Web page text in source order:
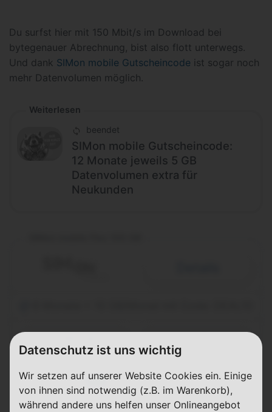
Du surfst hier mit 150 Mbit/s im Download bei
bytegenauer Abrechnung, bist also flott unterwegs.
Und dank SIMon mobile Gutscheincode ist sogar noch
mehr Datenvolumen möglich.
Weiterlesen
beendet
SIMon mobile Gutscheincode:
12 Monate jeweils 5 GB
Datenvolumen extra für
Neukunden
Laufzeit Vodafone (D2)
100 GB 5G
max. 150 Mbit/s
FLAT
Telefon & SMS
Datenschutz ist uns wichtig
Wir setzen auf unserer Website Cookies ein. Einige
von ihnen sind notwendig (z.B. im Warenkorb),
während andere uns helfen unser Onlineangebot